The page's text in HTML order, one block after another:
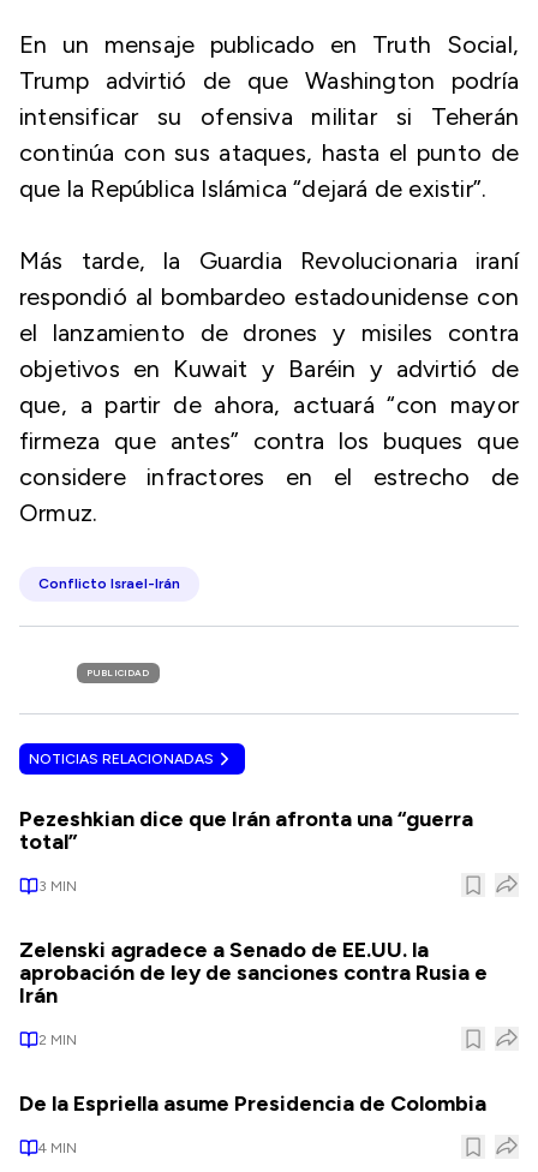
En un mensaje publicado en Truth Social,
Trump advirtió de que Washington podría
intensificar su ofensiva militar si Teherán
continúa con sus ataques, hasta el punto de
que la República Islámica “dejará de existir”.
Más tarde, la Guardia Revolucionaria iraní
respondió al bombardeo estadounidense con
el lanzamiento de drones y misiles contra
objetivos en Kuwait y Baréin y advirtió de
que, a partir de ahora, actuará “con mayor
firmeza que antes” contra los buques que
considere infractores en el estrecho de
Ormuz.
Conflicto Israel-Irán
PUBLICIDAD
NOTICIAS RELACIONADAS
Pezeshkian dice que Irán afronta una “guerra
total”
3 MIN
Zelenski agradece a Senado de EE.UU. la
aprobación de ley de sanciones contra Rusia e
Irán
2 MIN
De la Espriella asume Presidencia de Colombia
4 MIN